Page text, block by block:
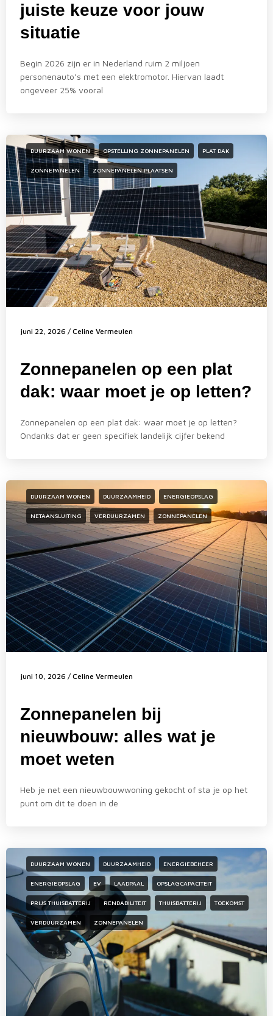
juiste keuze voor jouw
situatie
Begin 2026 zijn er in Nederland ruim 2 miljoen
personenauto’s met een elektromotor. Hiervan laadt
ongeveer 25% vooral
DUURZAAM WONEN OPSTELLING ZONNEPANELEN PLAT DAK
ZONNEPANELEN ZONNEPANELEN PLAATSEN
juni 22, 2026 / Celine Vermeulen
Zonnepanelen op een plat
dak: waar moet je op letten?
Zonnepanelen op een plat dak: waar moet je op letten?
Ondanks dat er geen specifiek landelijk cijfer bekend
DUURZAAM WONEN DUURZAAMHEID ENERGIEOPSLAG
NETAANSLUITING VERDUURZAMEN ZONNEPANELEN
juni 10, 2026 / Celine Vermeulen
Zonnepanelen bij
nieuwbouw: alles wat je
moet weten
Heb je net een nieuwbouwwoning gekocht of sta je op het
punt om dit te doen in de
DUURZAAM WONEN DUURZAAMHEID ENERGIEBEHEER
ENERGIEOPSLAG EV LAADPAAL OPSLAGCAPACITEIT
PRIJS THUISBATTERIJ RENDABILITEIT THUISBATTERIJ TOEKOMST
VERDUURZAMEN ZONNEPANELEN